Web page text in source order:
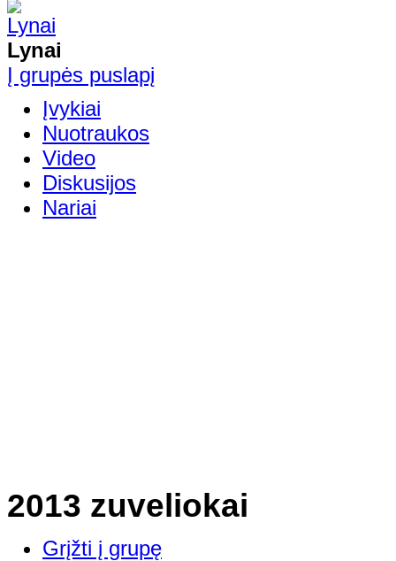
Lynai
Į grupės puslapį
Įvykiai
Nuotraukos
Video
Diskusijos
Nariai
2013 zuveliokai
Grįžti į grupę